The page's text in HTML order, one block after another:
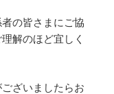
の皆さまにご協
解のほど宜しく
ざいましたらお